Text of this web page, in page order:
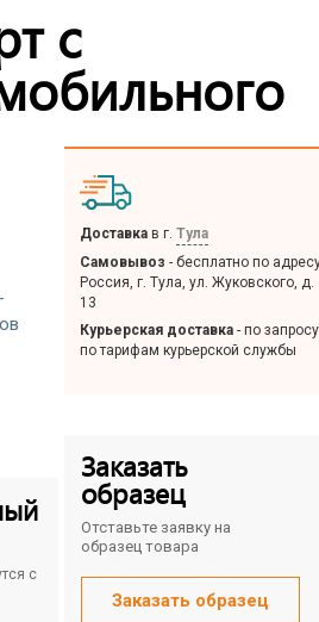
с
с
Доставка в г. Тула
Самовывоз - бесплатно по
Россия, г. Тула, ул. Жуковского, д.
13
Курьерская доставка - по запросу
по тарифам курьерской службы
Заказать
образец
Отставьте заявку на
образец товара
Заказать образец